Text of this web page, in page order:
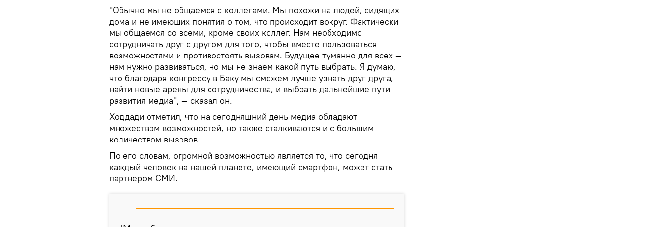
"Обычно мы не общаемся с коллегами. Мы похожи на людей, сидящих
дома и не имеющих понятия о том, что происходит вокруг. Фактически
мы общаемся со всеми, кроме своих коллег. Нам необходимо
сотрудничать друг с другом для того, чтобы вместе пользоваться
возможностями и противостоять вызовам. Будущее туманно для всех —
нам нужно развиваться, но мы не знаем какой путь выбрать. Я думаю,
что благодаря конгрессу в Баку мы сможем лучше узнать друг друга,
найти новые арены для сотрудничества, и выбрать дальнейшие пути
развития медиа", — сказал он.
Ходдади отметил, что на сегодняшний день медиа обладают
множеством возможностей, но также сталкиваются и с большим
количеством вызовов.
По его словам, огромной возможностью является то, что сегодня
каждый человек на нашей планете, имеющий смартфон, может стать
партнером СМИ.